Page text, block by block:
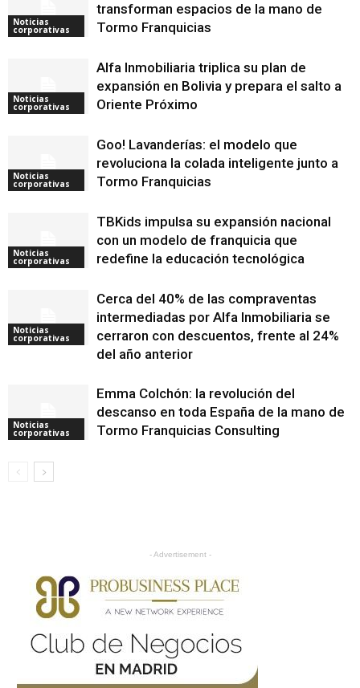
Noticias
corporativas
transforman espacios de la mano de
Tormo Franquicias
Noticias
corporativas
Alfa Inmobiliaria triplica su plan de
expansión en Bolivia y prepara el salto a
Oriente Próximo
Noticias
corporativas
Goo! Lavanderías: el modelo que
revoluciona la colada inteligente junto a
Tormo Franquicias
Noticias
corporativas
TBKids impulsa su expansión nacional
con un modelo de franquicia que
redefine la educación tecnológica
Noticias
corporativas
Cerca del 40% de las compraventas
intermediadas por Alfa Inmobiliaria se
cerraron con descuentos, frente al 24%
del año anterior
Noticias
corporativas
Emma Colchón: la revolución del
descanso en toda España de la mano de
Tormo Franquicias Consulting
- Advertisement -